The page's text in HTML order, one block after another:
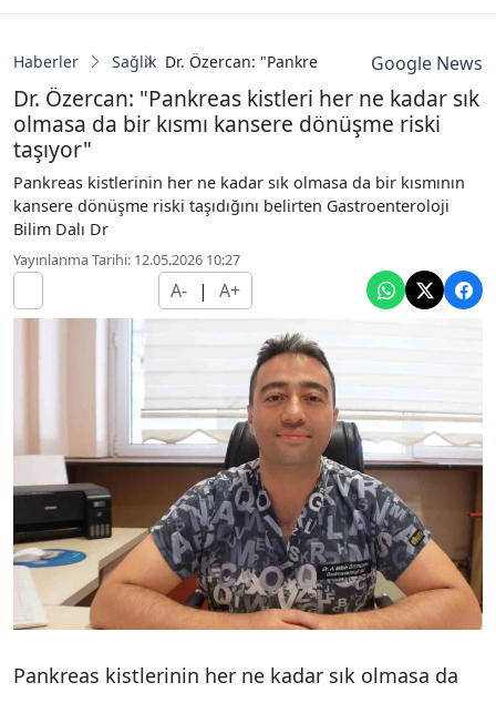
Haberler Sağlık Dr. Özercan: "Pankreas kistleri her ne kadar
Google News
Dr. Özercan: "Pankreas kistleri her ne kadar sık
olmasa da bir kısmı kansere dönüşme riski
taşıyor"
Pankreas kistlerinin her ne kadar sık olmasa da bir kısmının
kansere dönüşme riski taşıdığını belirten Gastroenteroloji
Bilim Dalı Dr
Yayınlanma Tarihi: 12.05.2026 10:27
A- | A+
Pankreas kistlerinin her ne kadar sık olmasa da